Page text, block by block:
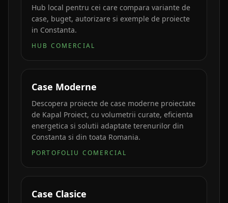
Hub local pentru cei care compara variante de
case, buget, autorizare si exemple de proiecte
in Constanta.
HUB COMERCIAL
Case Moderne
Descopera proiecte de case moderne proiectate
de Kapal Proiect, cu volumetrii curate, eficienta
energetica si solutii adaptate terenurilor din
Constanta si din toata Romania.
PORTOFOLIU COMERCIAL
Case Clasice